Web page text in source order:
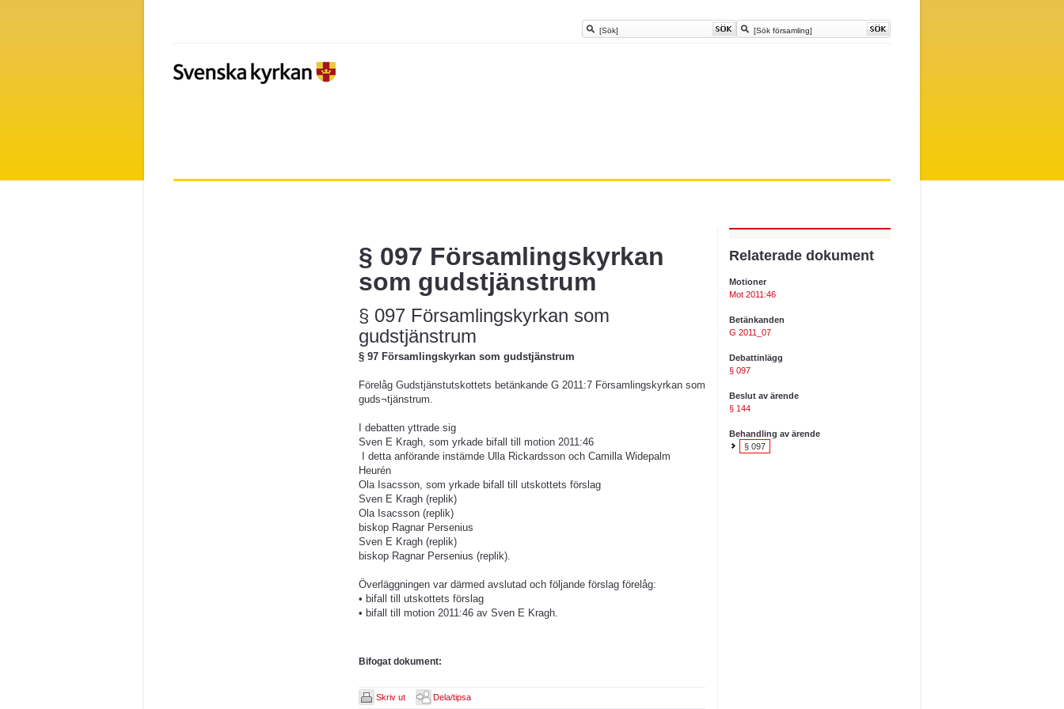
§ 097 Församlingskyrkan
som gudstjänstrum
§ 097 Församlingskyrkan som
gudstjänstrum
§ 97 Församlingskyrkan som gudstjänstrum
Förelåg Gudstjänstutskottets betänkande G 2011:7 Församlingskyrkan som
guds¬tjänstrum.
I debatten yttrade sig
Sven E Kragh, som yrkade bifall till motion 2011:46
I detta anförande instämde Ulla Rickardsson och Camilla Widepalm
Heurén
Ola Isacsson, som yrkade bifall till utskottets förslag
Sven E Kragh (replik)
Ola Isacsson (replik)
biskop Ragnar Persenius
Sven E Kragh (replik)
biskop Ragnar Persenius (replik).
Överläggningen var därmed avslutad och följande förslag förelåg:
• bifall till utskottets förslag
• bifall till motion 2011:46 av Sven E Kragh.
Bifogat dokument:
Skriv ut Dela/tipsa
Relaterade dokument
Motioner
Mot 2011:46
Betänkanden
G 2011_07
Debattinlägg
§ 097
Beslut av ärende
§ 144
Behandling av ärende
§ 097